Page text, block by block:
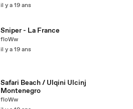
il y a 19 ans
Sniper - La France
floWw
il y a 19 ans
Safari Beach / Ulqini Ulcinj
Montenegro
floWw